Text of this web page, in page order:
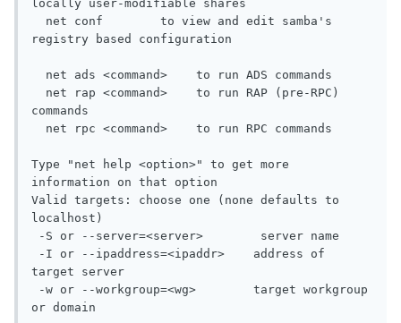
locally user-modifiable shares
net conf        to view and edit samba's
registry based configuration
net ads <command>    to run ADS commands
net rap <command>    to run RAP (pre-RPC)
commands
net rpc <command>    to run RPC commands
Type "net help <option>" to get more
information on that option
Valid targets: choose one (none defaults to
localhost)
-S or --server=<server>        server name
-I or --ipaddress=<ipaddr>    address of
target server
-w or --workgroup=<wg>        target workgroup
or domain